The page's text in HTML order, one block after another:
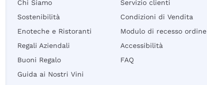
Chi Siamo
Sostenibilità
Enoteche e Ristoranti
Regali Aziendali
Buoni Regalo
Guida ai Nostri Vini
Servizio clienti
Condizioni di Vendita
Modulo di recesso ordine
Accessibilità
FAQ